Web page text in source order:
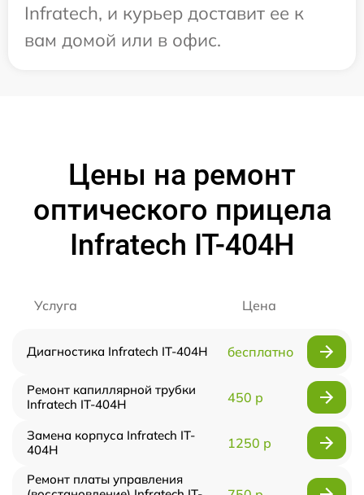
Infratech, и курьер доставит ее к
вам домой или в офис.
Цены на ремонт
оптического прицела
Infratech IT-404H
Услуга Цена
Диагностика Infratech IT-404H бесплатно
Ремонт капиллярной трубки
Infratech IT-404H
450 р
Замена корпуса Infratech IT-
404H
1250 р
Ремонт платы управления